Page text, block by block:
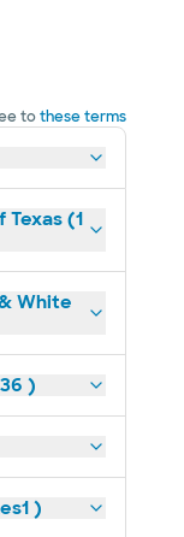
tothese terms
(1
White
)
)